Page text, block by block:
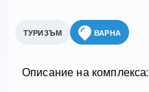
ТУРИЗЪМ ВАРНА
Описание на комплекса: